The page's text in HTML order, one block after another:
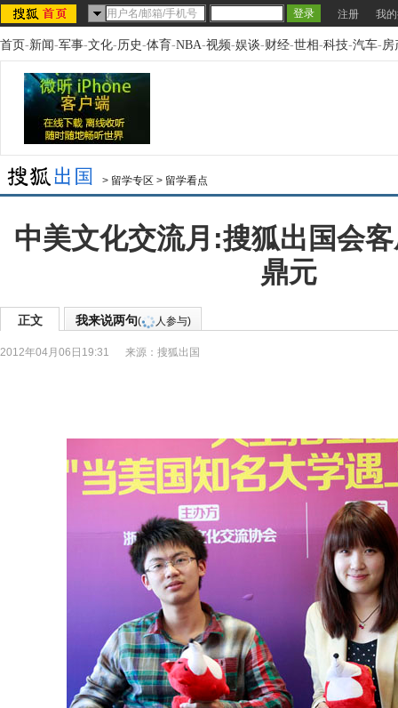
注册 我
首页-新闻-军事-文化-历史-体育-NBA-视频-娱谈-财经-世相-科技-汽车-房
> 留学专区 > 留学看点
中美文化交流月:搜狐出国会
鼎元
正文 我来说两句( 人参与)
2012年04月06日19:31 来源： 搜狐出国